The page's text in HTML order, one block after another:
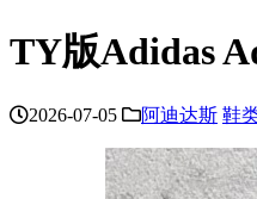
TY版Adidas
2026-07-05 阿迪达斯 鞋